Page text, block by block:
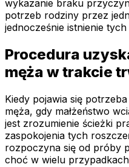
wykazanie braku
potrzeb rodziny przez
jednocześnie istnienie
Procedura
męża w trakcie
Kiedy pojawia się
męża, gdy małżeństwo
jest zrozumienie ścieżki
zaspokojenia tych
rozpoczyna się od próby
choć w wielu